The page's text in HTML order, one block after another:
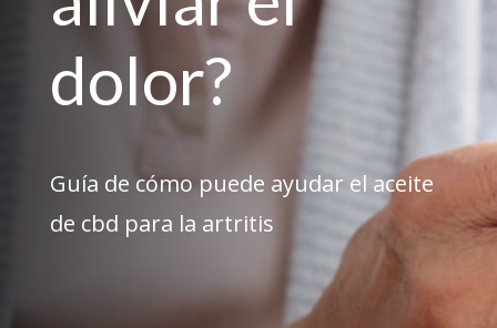
dolor?
Guía de cómo puede ayudar el aceite
de cbd para la artritis